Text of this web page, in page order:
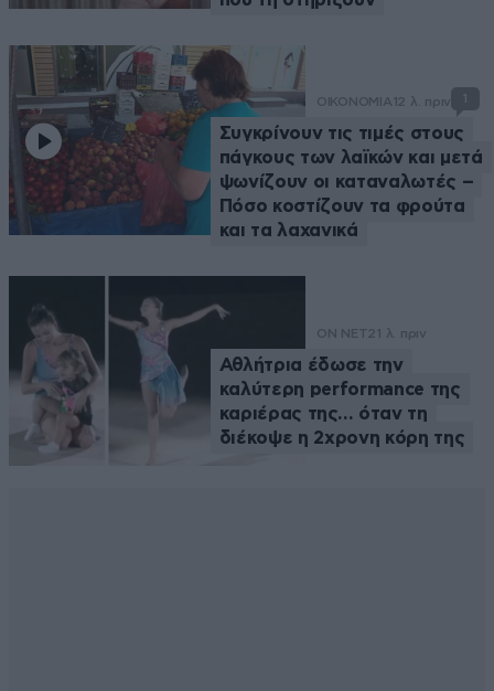
ΟΙΚΟΝΟΜΙΑ 12 λ. πριν 1
Συγκρίνουν τις τιμές στους
πάγκους των λαϊκών και μετά
ψωνίζουν οι καταναλωτές –
Πόσο κοστίζουν τα φρούτα
και τα λαχανικά
ON NET21 λ. πριν
Αθλήτρια έδωσε την
καλύτερη performance της
καριέρας της… όταν τη
διέκοψε η 2χρονη κόρη της